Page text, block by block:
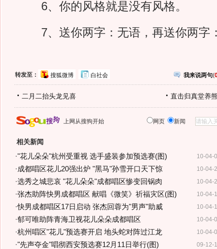
6、你的风格就是没有风格。
7、送你两字：无语，再送你两字
转发至： 搜狐微博 白社会 我来说两句(
二月二抬头龙见喜 直击归真堂养
上网从搜狗开始 网页 新闻
相关新闻
10-04-
·"花儿朵朵"杭州受重视 选手盛装参加预选赛(图)
10-04-
·成都唱区花儿20强出炉 "黑马"孙雪开口天下惊
10-04-
·选秀之城悲哀 "花儿朵朵"成都唱区惨变回锅肉
10-04-
·张杰助阵快男成都唱区 献唱《微笑》祈福灾区(图)
10-04-
·快男成都唱区17日启动 张杰回蓉为"男声"助威
10-04-
·郁可唯助阵青海卫视花儿朵朵成都唱区
10-04-
·杭州唱区"花儿"预选赛开启 地头蛇对阵过江龙
09-12-
·"先声夺金"唱彻西安预选赛12月11日举行(图)